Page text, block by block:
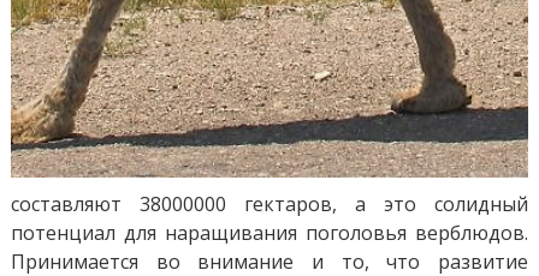
составляют 38000000 гектаров, а это солидный
потенциал для наращивания поголовья верблюдов.
Принимается во внимание и то, что развитие